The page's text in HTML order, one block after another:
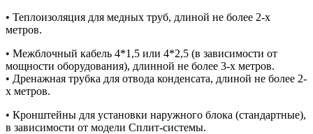
• Теплоизоляция для медных труб, длиной не более 2-х
метров.
• Межблочный кабель 4*1,5 или 4*2,5 (в зависимости от
мощности оборудования), длинной не более 3-х метров.
• Дренажная трубка для отвода конденсата, длиной не более 2-
х метров.
• Кронштейны для установки наружного блока (стандартные),
в зависимости от модели Сплит-системы.